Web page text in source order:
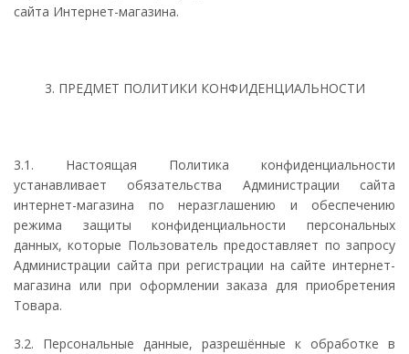
сайта Интернет-магазина.
3. ПРЕДМЕТ ПОЛИТИКИ КОНФИДЕНЦИАЛЬНОСТИ
3.1. Настоящая Политика конфиденциальности
устанавливает обязательства Администрации сайта
интернет-магазина по неразглашению и обеспечению
режима защиты конфиденциальности персональных
данных, которые Пользователь предоставляет по запросу
Администрации сайта при регистрации на сайте интернет-
магазина или при оформлении заказа для приобретения
Товара.
3.2. Персональные данные, разрешённые к обработке в